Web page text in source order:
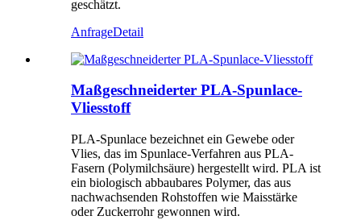
geschätzt.
AnfrageDetail
Maßgeschneiderter PLA-Spunlace-
Vliesstoff
PLA-Spunlace bezeichnet ein Gewebe oder
Vlies, das im Spunlace-Verfahren aus PLA-
Fasern (Polymilchsäure) hergestellt wird. PLA ist
ein biologisch abbaubares Polymer, das aus
nachwachsenden Rohstoffen wie Maisstärke
oder Zuckerrohr gewonnen wird.